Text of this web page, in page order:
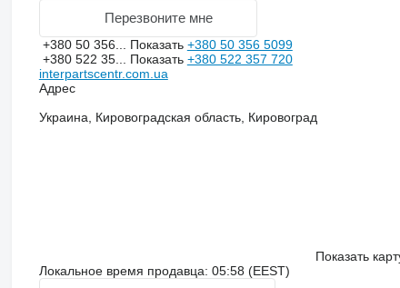
Перезвоните мне
+380 50 356... Показать +380 50 356 5099
+380 522 35... Показать +380 522 357 720
interpartscentr.com.ua
Адрес
Украина, Кировоградская область, Кировоград
Показать
Локальное время продавца: 05:58 (EEST)